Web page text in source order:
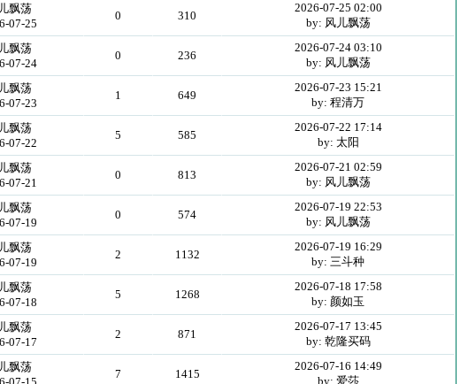
飘荡
07-25
0 310
2026-07-25 02:00
by: 风儿飘荡
飘荡
07-24
0 236
2026-07-24 03:10
by: 风儿飘荡
飘荡
07-23
1 649
2026-07-23 15:21
by: 程清万
飘荡
07-22
5 585
2026-07-22 17:14
by: 太阳
飘荡
07-21
0 813
2026-07-21 02:59
by: 风儿飘荡
飘荡
07-19
0 574
2026-07-19 22:53
by: 风儿飘荡
飘荡
07-19
2 1132
2026-07-19 16:29
by: 三斗种
飘荡
07-18
5 1268
2026-07-18 17:58
by: 颜如玉
飘荡
07-17
2 871
2026-07-17 13:45
by: 乾隆买码
飘荡
7 1415
2026-07-16 14:49
by: 爱莎